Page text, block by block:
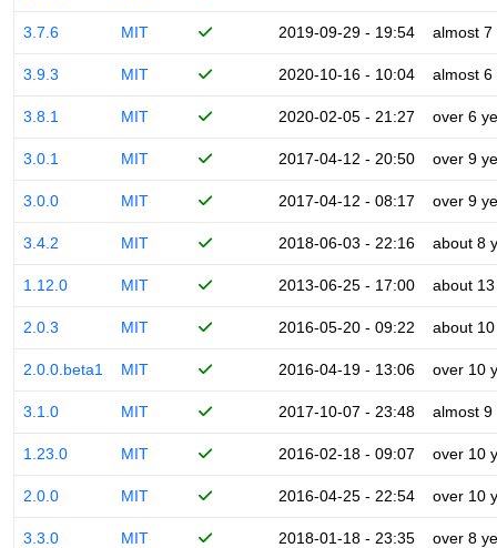
3.7.6 MIT 2019-09-29 - 19:54 almost 7
3.9.3 MIT 2020-10-16 - 10:04 almost 6
3.8.1 MIT 2020-02-05 - 21:27 over 6
3.0.1 MIT 2017-04-12 - 20:50 over 9
3.0.0 MIT 2017-04-12 - 08:17 over 9
3.4.2 MIT 2018-06-03 - 22:16 about 8
1.12.0 MIT 2013-06-25 - 17:00 about
2.0.3 MIT 2016-05-20 - 09:22 about
2.0.0.beta1 MIT 2016-04-19 - 13:06 over 10
3.1.0 MIT 2017-10-07 - 23:48 almost 9
1.23.0 MIT 2016-02-18 - 09:07 over 10
2.0.0 MIT 2016-04-25 - 22:54 over 10
3.3.0 MIT 2018-01-18 - 23:35 over 8